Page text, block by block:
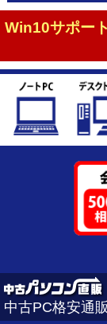
Win10サポー
中古PC格安通